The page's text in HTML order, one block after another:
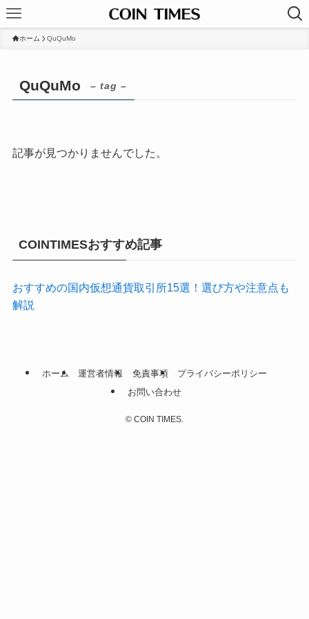
ホーム QuQuMo
QuQuMo – tag –
記事が見つかりませんでした。
COINTIMESおすすめ記事
おすすめの国内仮想通貨取引所15選！選び方や注意点も
解説
ホーム 運営者情報 免責事項
プライバシーポリシー
お問い合わせ
© COIN TIMES.